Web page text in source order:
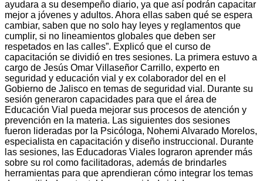
ayudara a su desempeño diario, ya que así podrán capacitar
mejor a jóvenes y adultos. Ahora ellas saben qué se espera
cambiar, saben que no solo hay leyes y reglamentos que
cumplir, si no lineamientos globales que deben ser
respetados en las calles”. Explicó que el curso de
capacitación se dividió en tres sesiones. La primera estuvo a
cargo de Jesús Omar Villaseñor Carrillo, experto en
seguridad y educación vial y ex colaborador del en el
Gobierno de Jalisco en temas de seguridad vial. Durante su
sesión generaron capacidades para que el área de
Educación Vial pueda mejorar sus procesos de atención y
prevención en la materia. Las siguientes dos sesiones
fueron lideradas por la Psicóloga, Nohemi Alvarado Morelos,
especialista en capacitación y diseño instruccional. Durante
las sesiones, las Educadoras Viales lograron aprender más
sobre su rol como facilitadoras, además de brindarles
herramientas para que aprendieran cómo integrar los temas